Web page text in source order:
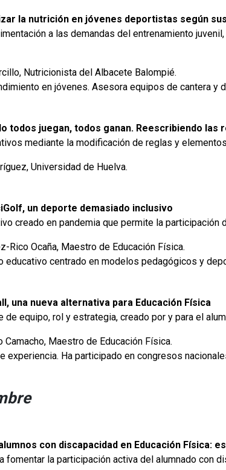
la nutrición en jóvenes deportistas según
a las demandas del entrenamiento
Nutricionista del Albacete Balompié.
en jóvenes. Asesora equipos de cantera y
todos juegan, todos ganan. Reescribiendo las
mediante la modificación de reglas y
Universidad de Huelva.
un deporte demasiado inclusivo
creado en pandemia que permite la
Rico Ocaña, Maestro de Educación Física.
educativo centrado en modelos pedagógicos y
una nueva alternativa para Educación Física
de equipo, rol y estrategia, creado por y para el
Camacho, Maestro de Educación Física.
experiencia. Ha participado en congresos
con discapacidad en Educación Física:
fomentar la participación activa del alumnado con